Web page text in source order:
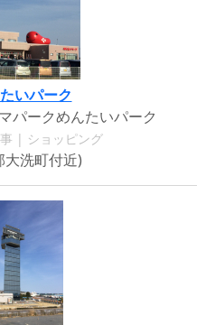
いパーク
パークめんたいパーク
| ショッピング
大洗町付近)